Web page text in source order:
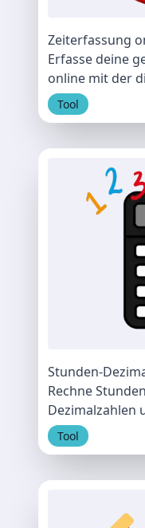
Zeiterfassung
Erfasse deine
online mit der
Tool
Stunden-
Rechne
Dezimalzahlen
Tool